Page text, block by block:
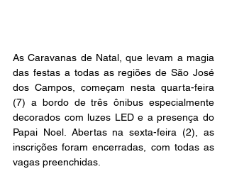
As Caravanas de Natal, que levam a magia
das festas a todas as regiões de São José
dos Campos, começam nesta quarta-feira
(7) a bordo de três ônibus especialmente
decorados com luzes LED e a presença do
Papai Noel. Abertas na sexta-feira (2), as
inscrições foram encerradas, com todas as
vagas preenchidas.